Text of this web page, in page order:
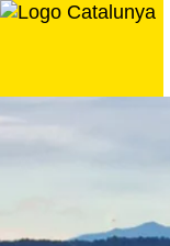
Saltar